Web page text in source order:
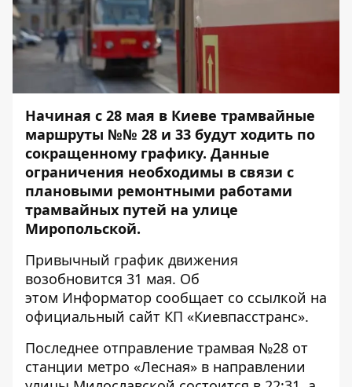
Начиная с 28 мая в Киеве трамвайные
маршруты №№ 28 и 33 будут ходить по
сокращенному графику. Данные
ограничения необходимы в связи с
плановыми ремонтными работами
трамвайных путей на улице
Миропольской.
Привычный график движения
возобновится 31 мая. Об
этом Информатор сообщает со ссылкой на
официальный сайт КП «Киевпасстранс».
Последнее отправление трамвая №28 от
станции метро «Лесная» в направлении